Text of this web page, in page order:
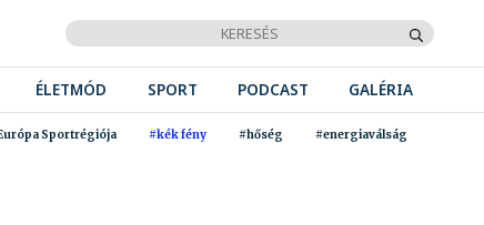
ÉLETMÓD SPORT PODCAST GALÉRIA
Sportrégiója #kék fény #hőség #energiaválság